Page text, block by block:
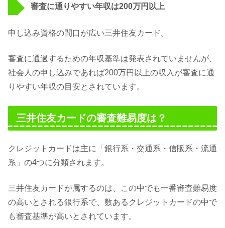
審査に通りやすい年収は200万円以上
申し込み資格の間口が広い三井住友カード。
審査に通過するための年収基準は発表されていませんが、
社会人の申し込みであれば200万円以上の収入が審査に通
りやすい年収の目安とされています。
三井住友カードの審査難易度は？
クレジットカードは主に「銀行系・交通系・信販系・流通
系」の4つに分類されます。
三井住友カードが属するのは、この中でも一番審査難易度
の高いとされる銀行系で、数あるクレジットカードの中で
も審査基準が高いとされています。